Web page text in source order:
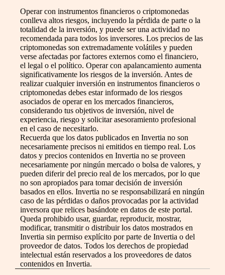
Operar con instrumentos financieros o criptomonedas
conlleva altos riesgos, incluyendo la pérdida de parte o la
totalidad de la inversión, y puede ser una actividad no
recomendada para todos los inversores. Los precios de las
criptomonedas son extremadamente volátiles y pueden
verse afectadas por factores externos como el financiero,
el legal o el político. Operar con apalancamiento aumenta
significativamente los riesgos de la inversión. Antes de
realizar cualquier inversión en instrumentos financieros o
criptomonedas debes estar informado de los riesgos
asociados de operar en los mercados financieros,
considerando tus objetivos de inversión, nivel de
experiencia, riesgo y solicitar asesoramiento profesional
en el caso de necesitarlo.
Recuerda que los datos publicados en Invertia no son
necesariamente precisos ni emitidos en tiempo real. Los
datos y precios contenidos en Invertia no se proveen
necesariamente por ningún mercado o bolsa de valores, y
pueden diferir del precio real de los mercados, por lo que
no son apropiados para tomar decisión de inversión
basados en ellos. Invertia no se responsabilizará en ningún
caso de las pérdidas o daños provocadas por la actividad
inversora que relices basándote en datos de este portal.
Queda prohibido usar, guardar, reproducir, mostrar,
modificar, transmitir o distribuir los datos mostrados en
Invertia sin permiso explícito por parte de Invertia o del
proveedor de datos. Todos los derechos de propiedad
intelectual están reservados a los proveedores de datos
contenidos en Invertia.